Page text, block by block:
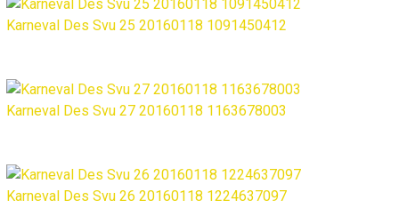
Karneval Des Svu 25 20160118 1091450412
Karneval Des Svu 27 20160118 1163678003
Karneval Des Svu 26 20160118 1224637097